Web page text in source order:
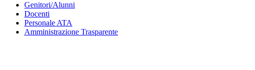
Genitori/Alunni
Docenti
Personale ATA
Amministrazione Trasparente